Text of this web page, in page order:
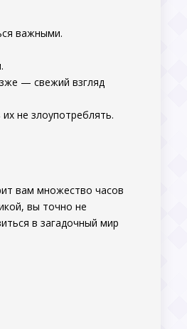
важными.
— свежий взгляд
не злоупотреблять.
вам множество часов
вы точно не
в загадочный мир